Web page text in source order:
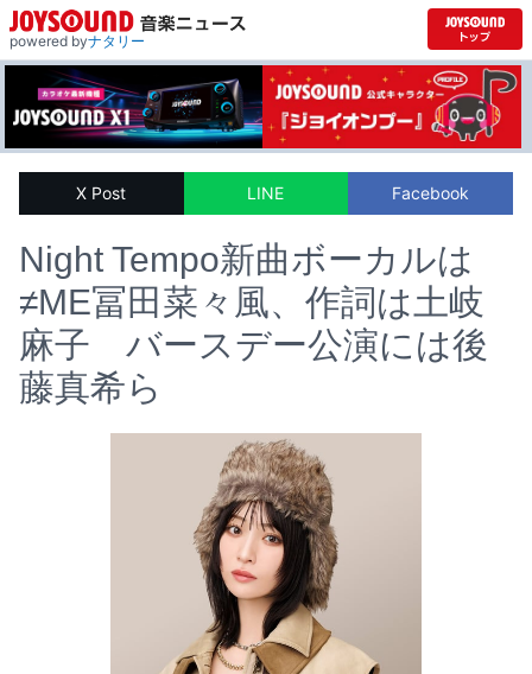
powered byナタリー
X Post LINE Facebook
Night Tempo新曲ボーカルは
≠ME冨田菜々風、作詞は土岐
麻子 バースデー公演には後
藤真希ら